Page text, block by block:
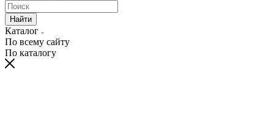
Найти
Каталог
По всему сайту
По каталогу